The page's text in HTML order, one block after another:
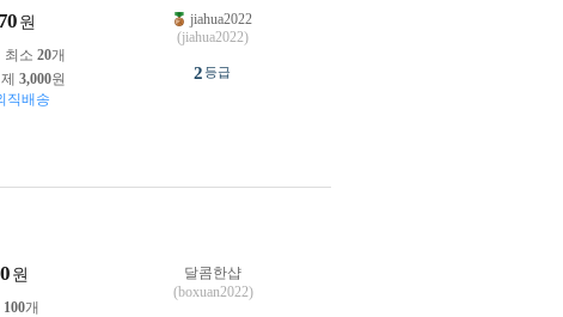
원
최소 20개
3,000원
직배송
jiahua2022
(jiahua2022)
2등급
원
100개
달콤한샵
(boxuan2022)